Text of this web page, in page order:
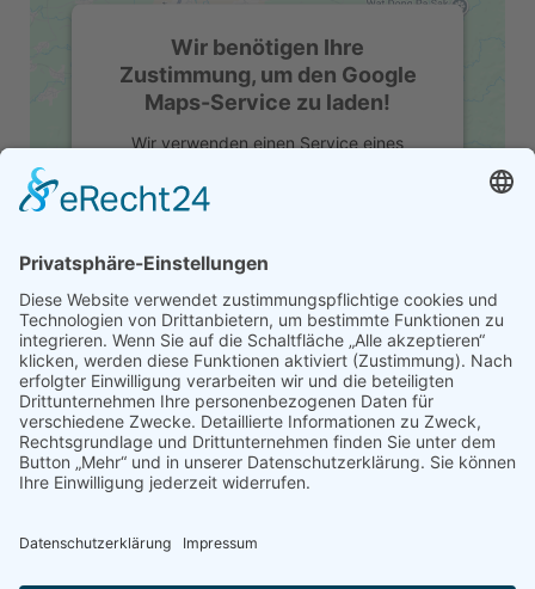
Wir benötigen Ihre
Zustimmung, um den Google
Maps-Service zu laden!
Wir verwenden einen Service eines
einzubetten. Dieser Service kann Daten zu
Ihren Aktivitäten sammeln. Bitte lesen Sie
Nutzung des Service zu, um diese Karte
anzuzeigen.
Mehr Informationen
Akzeptieren
powered byUsercentrics Consent
Management Platform&eRecht24
ROUTENPLANER
Impressum